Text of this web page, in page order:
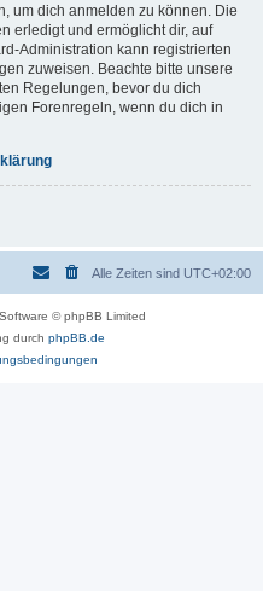
um dich anmelden zu können. Die
erledigt und ermöglicht dir, auf
Administration kann registrierten
zuweisen. Beachte bitte unsere
Regelungen, bevor du dich
Forenregeln, wenn du dich in
Alle Zeiten sind UTC+02:00
© phpBB Limited
durch phpBB.de